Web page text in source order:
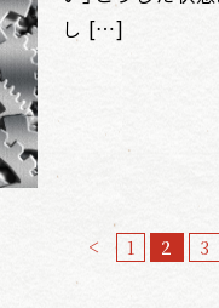
し […]
< 1 2 3